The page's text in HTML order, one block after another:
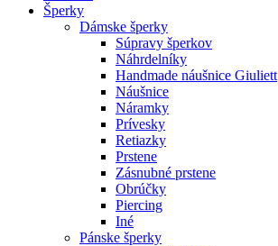
Šperky
Dámske šperky
Súpravy šperkov
Náhrdelníky
Handmade náušnice Giuliett
Náušnice
Náramky
Prívesky
Retiazky
Prstene
Zásnubné prstene
Obrúčky
Piercing
Iné
Pánske šperky